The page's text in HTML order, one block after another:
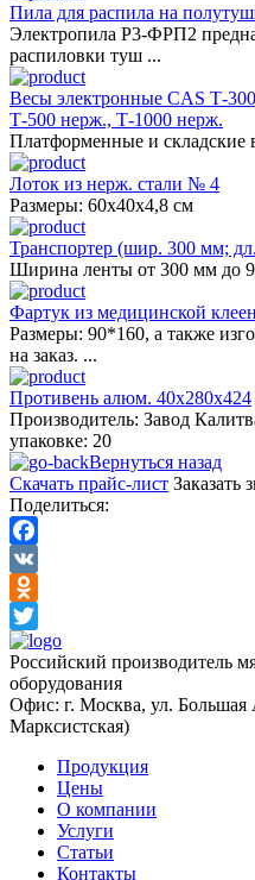
Пила для распила на
Электропила Р3-ФРП2
распиловки туш ...
Весы электронные CAS Т-
Т-500 нерж., Т-1000 нерж.
Платформенные и складские
Лоток из нерж. стали № 4
Размеры: 60х40х4,8 см
Транспортер (шир. 300 мм;
Ширина ленты от 300 мм до
Фартук из медицинской
Размеры: 90*160, а также
на заказ. ...
Противень алюм. 40х280х424
Производитель: Завод
упаковке: 20
Вернуться назад
Скачать прайс-лист Заказать
Поделиться:
Facebook
VK
Odnoklassniki
Twitter
Российский производитель
оборудования
Офис: г. Москва, ул. Большая
Марксистская)
Продукция
Цены
О компании
Услуги
Статьи
Контакты